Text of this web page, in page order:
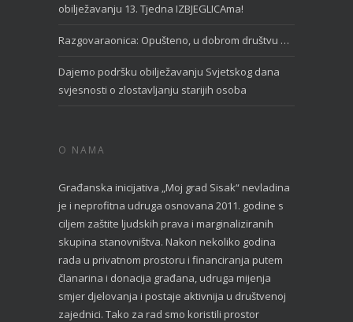
obilježavanju 13. Tjedna IZBJEGLICAma!
Razgovaraonica: Opušteno, u dobrom društvu …
Dajemo podršku obilježavanju Svjetskog dana
svjesnosti o zlostavljanju starijih osoba
O NAMA
Građanska inicijativa „Moj grad Sisak“ nevladina
je i neprofitna udruga osnovana 2011. godine s
ciljem zaštite ljudskih prava i marginaliziranih
skupina stanovništva. Nakon nekoliko godina
rada u privatnom prostoru i financiranja putem
članarina i donacija građana, udruga mijenja
smjer djelovanja i postaje aktivnija u društvenoj
zajednici. Tako za rad smo koristili prostor